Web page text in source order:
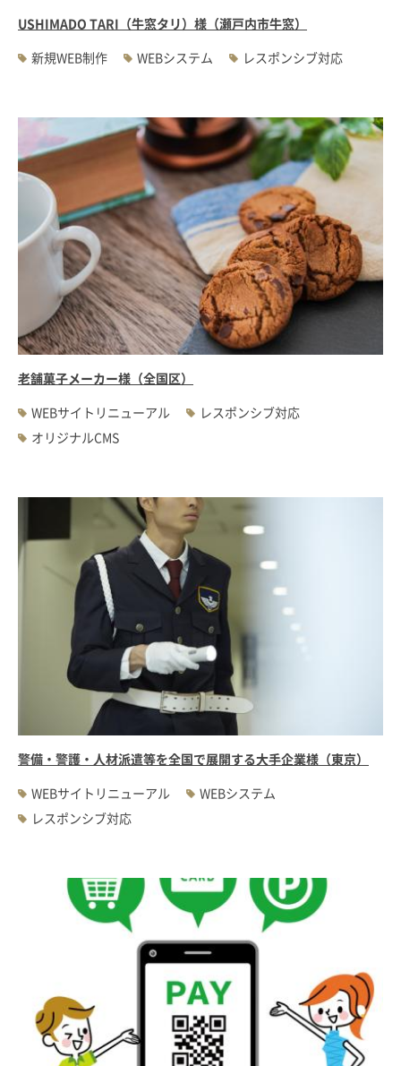
USHIMADO TARI（牛窓タリ）様（瀬戸内市牛窓）
新規WEB制作
WEBシステム レスポンシブ対応
老舗菓子メーカー様（全国区）
WEBサイトリニューアル
レスポンシブ対応
オリジナルCMS
警備・警護・人材派遣等を全国で展開する大手企業様（東京）
WEBサイトリニューアル
WEBシステム
レスポンシブ対応